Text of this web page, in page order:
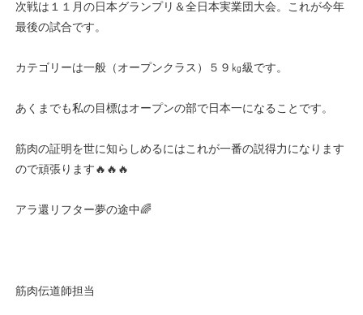
次戦は１１月の日本グランプリ＆全日本実業団大会。これが今年
最後の試合です。
カテゴリーは一般（オープンクラス）５９㎏級です。
あくまでも私の目標はオープンの部で日本一になることです。
筋肉の証明を世に知らしめるにはこれが一番の説得力になります
ので頑張ります🔥🔥🔥
アラ還リフター夢の途中🌈
筋肉伝道師担当